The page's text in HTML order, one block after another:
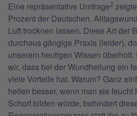
Eine repräsentative Umfrage2
Prozent der Deutschen,
Luft trocknen lassen. Diese Art der
durchaus gängige Praxis (leider),
unserem heutigen Wissen
wir, dass bei der Wundheilung ein
viele Vorteile hat. Warum? Ganz
heilen besser, wenn man sie feucht
Schorf bilden würde, behindert